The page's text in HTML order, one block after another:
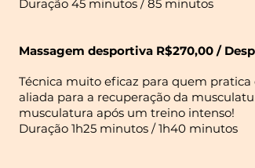
Duração 45 minutos / 85 minutos
Massagem desportiva R$270,00 /
Técnica muito eficaz para quem pratica
aliada para a recuperação da
musculatura após um treino intenso!
Duração 1h25 minutos / 1h40 minutos